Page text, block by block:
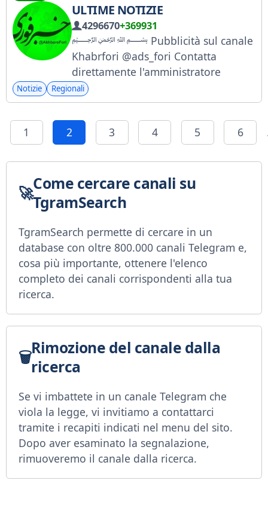
ULTIME NOTIZIE
4296670+369931
﷽ Pubblicità sul canale
Khabrfori @ads_fori Contatta
direttamente l'amministratore
pubblicitario @newsadmin per
prenotare un annuncio. Contattaci
@Ertebat_baforii Pubblicità su 300
canali Telegram @Maino_marketer
Notizie Regionali
1 2 3 4 5 6
Come cercare canali su
TgramSearch
TgramSearch permette di cercare in un
database con oltre 800.000 canali Telegram e,
cosa più importante, ottenere l'elenco
completo dei canali corrispondenti alla tua
ricerca.
Rimozione del canale dalla
ricerca
Se vi imbattete in un canale Telegram che
viola la legge, vi invitiamo a contattarci
tramite i recapiti indicati nel menu del sito.
Dopo aver esaminato la segnalazione,
rimuoveremo il canale dalla ricerca.